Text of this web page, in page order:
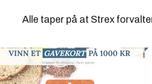
Alle taper på at Strex